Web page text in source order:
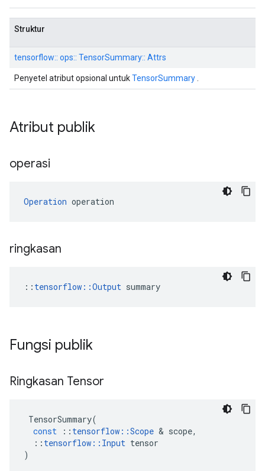
Struktur
tensorflow:: ops:: TensorSummary:: Attrs
Penyetel atribut opsional untukTensorSummary
Atribut publik
operasi
Operation operation
ringkasan
:: tensorflow::Output summary
Fungsi publik
Ringkasan Tensor
TensorSummary(
const
:: tensorflow ::Scope & scope,
:: tensorflow :: Input tensor
)